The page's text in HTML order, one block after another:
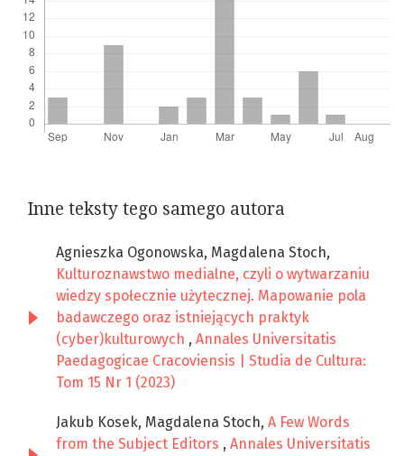
Inne teksty tego samego autora
Agnieszka Ogonowska, Magdalena Stoch,
Kulturoznawstwo medialne, czyli o wytwarzaniu
wiedzy społecznie użytecznej. Mapowanie pola
badawczego oraz istniejących praktyk
(cyber)kulturowych , Annales Universitatis
Paedagogicae Cracoviensis | Studia de Cultura:
Tom 15 Nr 1 (2023)
Jakub Kosek, Magdalena Stoch, A Few Words
from the Subject Editors , Annales Universitatis